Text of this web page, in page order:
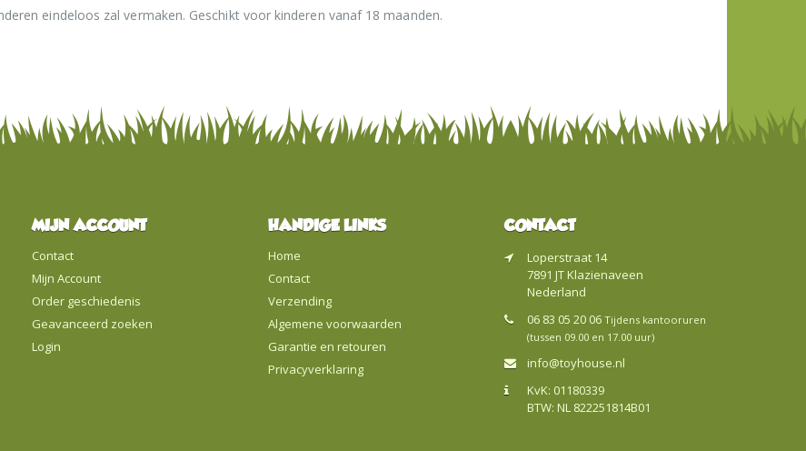
eindeloos zal vermaken. Geschikt voor kinderen vanaf 18 maanden.
MIJN ACCOUNT
Contact
Mijn Account
Order geschiedenis
Geavanceerd zoeken
Login
HANDIGE LINKS
Home
Contact
Verzending
Algemene voorwaarden
Garantie en retouren
Privacyverklaring
CONTACT
Loperstraat 14
7891 JT Klazienaveen
Nederland
06 83 05 20 06 Tijdens kantooruren
(tussen 09.00 en 17.00 uur)
info@toyhouse.nl
KvK: 01180339
BTW: NL 822251814B01